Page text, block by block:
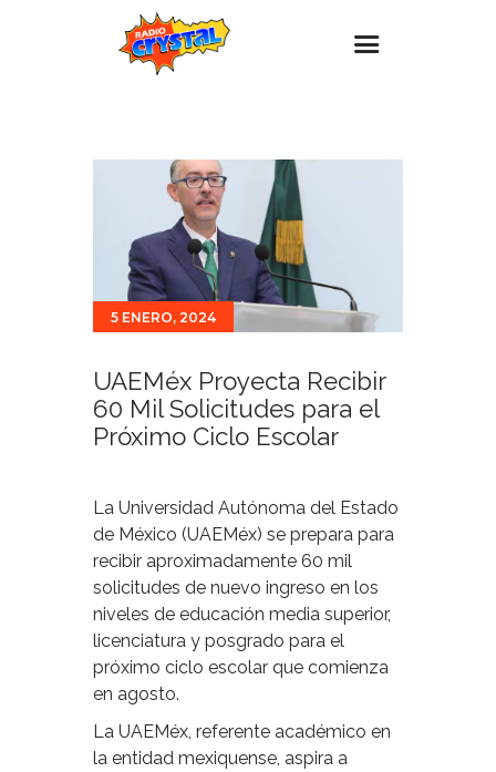
Estaciones
Promociones
Noticias
Para ti
Contacto
5 ENERO, 2024
UAEMéx Proyecta Recibir
60 Mil Solicitudes para el
Próximo Ciclo Escolar
La Universidad Autónoma del Estado
de México (UAEMéx) se prepara para
recibir aproximadamente 60 mil
solicitudes de nuevo ingreso en los
niveles de educación media superior,
licenciatura y posgrado para el
próximo ciclo escolar que comienza
en agosto.
La UAEMéx, referente académico en
la entidad mexiquense, aspira a